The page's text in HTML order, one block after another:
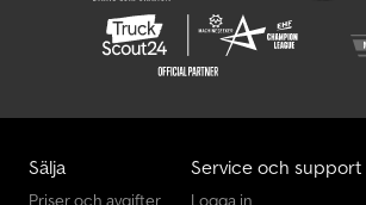
Sälja
Priser och avgifter
Service och support
Logga in